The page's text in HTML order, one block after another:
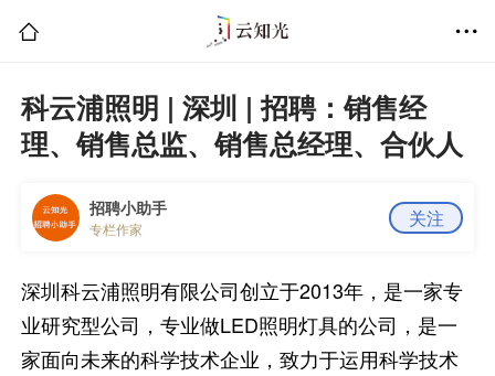
科云浦照明 | 深圳 | 招聘：销售经
理、销售总监、销售总经理、合伙人
招聘小助手
专栏作家 关注
深圳科云浦照明有限公司创立于2013年，是一家专
业研究型公司，专业做LED照明灯具的公司，是一
家面向未来的科学技术企业，致力于运用科学技术